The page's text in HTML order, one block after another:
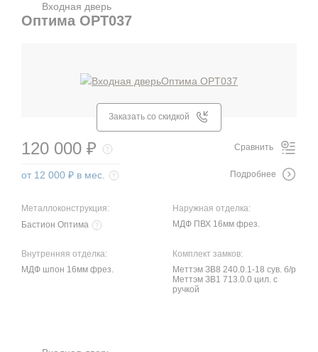
Входная дверь
Оптима OPT037
Заказать со скидкой
Металлоконструкция:
Бастион Оптима
Наружная отделка:
МДФ ПВХ 16мм фрез.
Внутренняя отделка:
МДФ шпон 16мм фрез.
Комплект замков:
Меттэм ЗВ8 240.0.1-18 сув. б/р
Меттэм ЗВ1 713.0.0 цил. с
ручкой
120 000 ₽
от 12 000 ₽ в мес.
Сравнить
Подробнее